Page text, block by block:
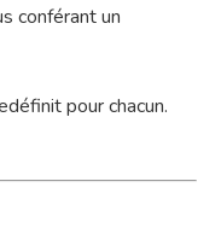
conférant un
pour chacun.